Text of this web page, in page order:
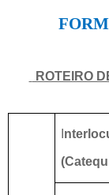
ROTEIRO